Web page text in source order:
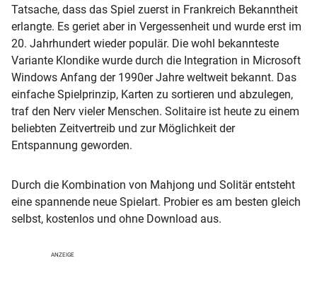
Tatsache, dass das Spiel zuerst in Frankreich Bekanntheit
erlangte. Es geriet aber in Vergessenheit und wurde erst im
20. Jahrhundert wieder populär. Die wohl bekannteste
Variante Klondike wurde durch die Integration in Microsoft
Windows Anfang der 1990er Jahre weltweit bekannt. Das
einfache Spielprinzip, Karten zu sortieren und abzulegen,
traf den Nerv vieler Menschen. Solitaire ist heute zu einem
beliebten Zeitvertreib und zur Möglichkeit der
Entspannung geworden.
Durch die Kombination von Mahjong und Solitär entsteht
eine spannende neue Spielart. Probier es am besten gleich
selbst, kostenlos und ohne Download aus.
ANZEIGE